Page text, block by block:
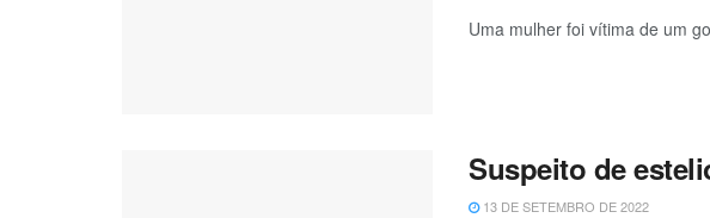
Uma mulher foi vítima de um
Suspeito de
13 DE SETEMBRO DE 2022